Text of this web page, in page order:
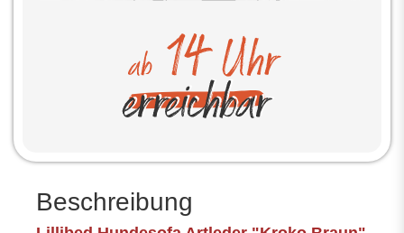
Beschreibung